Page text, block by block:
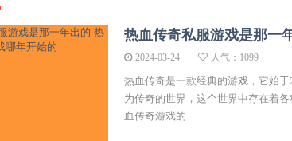
热血传奇私服游戏是那一
2024-03-24 人气：1099
热血传奇是一款经典的游戏，它始
为传奇的世界，这个世界中存在着
血传奇游戏的